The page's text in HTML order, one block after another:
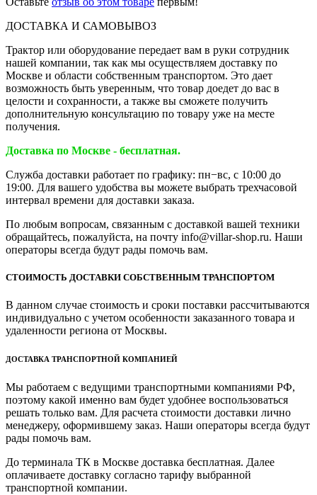
ДОСТАВКА И САМОВЫВОЗ
Трактор или оборудование передает вам в руки сотрудник
нашей компании, так как мы осуществляем доставку по
Москве и области собственным транспортом. Это дает
возможность быть уверенным, что товар доедет до вас в
целости и сохранности, а также вы сможете получить
дополнительную консультацию по товару уже на месте
получения.
Доставка по Москве - бесплатная.
Служба доставки работает по графику: пн−вс, с 10:00 до
19:00. Для вашего удобства вы можете выбрать трехчасовой
интервал времени для доставки заказа.
По любым вопросам, связанным с доставкой вашей техники
обращайтесь, пожалуйста, на почту info@villar-shop.ru. Наши
операторы всегда будут рады помочь вам.
СТОИМОСТЬ ДОСТАВКИ СОБСТВЕННЫМ ТРАНСПОРТОМ
В данном случае стоимость и сроки поставки рассчитываются
индивидуально с учетом особенности заказанного товара и
удаленности региона от Москвы.
ДОСТАВКА ТРАНСПОРТНОЙ КОМПАНИЕЙ
Мы работаем с ведущими транспортными компаниями РФ,
поэтому какой именно вам будет удобнее воспользоваться
решать только вам. Для расчета стоимости доставки лично
менеджеру, оформившему заказ. Наши операторы всегда будут
рады помочь вам.
До терминала ТК в Москве доставка бесплатная. Далее
оплачиваете доставку согласно тарифу выбранной
транспортной компании.